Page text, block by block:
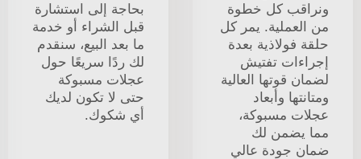
ونراقب كل خطوة
من العملية. يمر كل
حلقة فولاذية بعدة
إجراءات تفتيش
لضمان قوتها العالية
ومتانتها وأبعاد
عجلات مسبوكة،
مما يضمن لك
ضمان جودة عالي
بحاجة إلى استشارة
قبل الشراء أو خدمة
ما بعد البيع، سنقدم
لك ردًا سريعًا حول
عجلات مسبوكة
حتى لا تكون لديك
أي شكوك.